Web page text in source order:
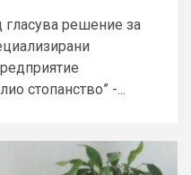
решение за
стопанство” -...